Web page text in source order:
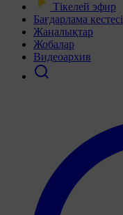
Тікелей эфир
Бағдарлама кестесі
Жаңалықтар
Жобалар
Видеоархив